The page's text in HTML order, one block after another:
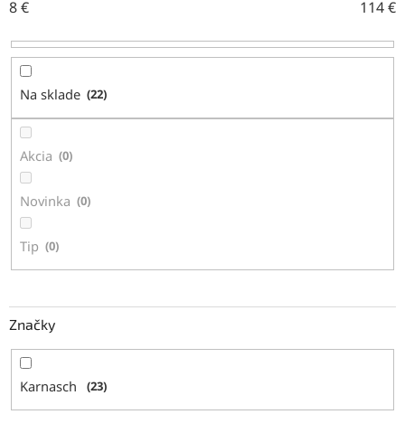
r
o
k
8€ 114€
Na sklade 22
Akcia 0
Novinka 0
Tip 0
Značky
Karnasch 23